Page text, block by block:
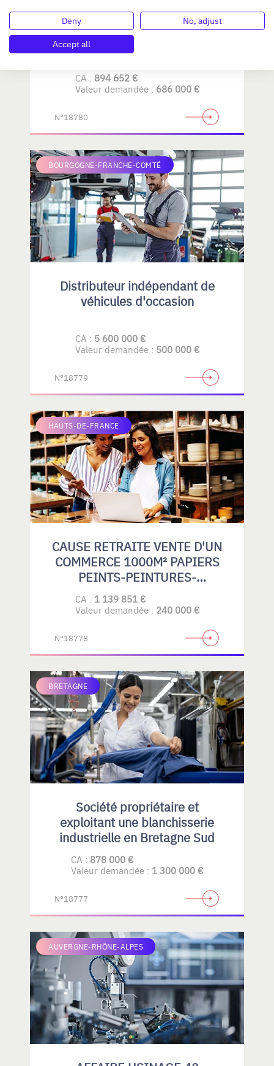
AMENAGEMENT de LA
MAISON
CA : 894 652 €
Valeur demandée : 686 000 €
N°18780
BOURGOGNE-FRANCHE-COMTÉ
Distributeur indépendant de
véhicules d'occasion
CA : 5 600 000 €
Valeur demandée : 500 000 €
N°18779
HAUTS-DE-FRANCE
CAUSE RETRAITE VENTE D'UN
COMMERCE 1000M² PAPIERS
PEINTS-PEINTURES-
REVETEMENTS DE SOLS
SOUPLES-PARQUETS-GRAND
CA : 1 139 851 €
Valeur demandée : 240 000 €
N°18778
BRETAGNE
Société propriétaire et
exploitant une blanchisserie
industrielle en Bretagne Sud
CA : 878 000 €
Valeur demandée : 1 300 000 €
N°18777
AUVERGNE-RHÔNE-ALPES
Deny
No, adjust
Accept all